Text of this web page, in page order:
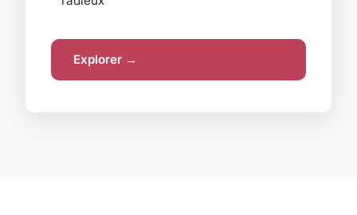
Explorer →